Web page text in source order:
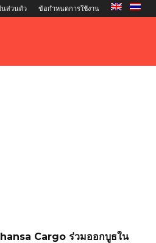
นส่วนตัว ข้อกำหนดการใช้งาน
Cargo ร่วมออกบูธใน